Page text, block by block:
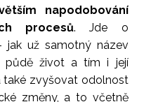
napodobování
procesů. Jde o
jak už samotný název
půdě život a tím i její
také zvyšovat odolnost
změny, a to včetně